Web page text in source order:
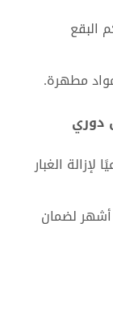
البقع
مطهرة.
الغبار
قم بتنظيف عميق للسجاد والكنب كل 3-6 أشهر لضمان